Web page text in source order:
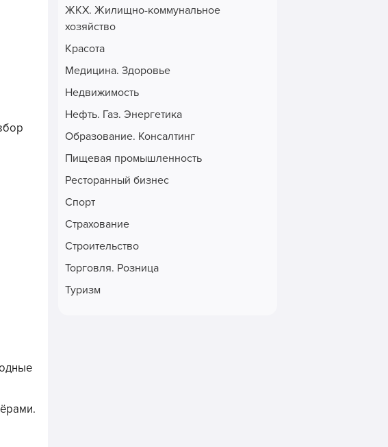
ЖКХ. Жилищно-коммунальное
хозяйство
Красота
Медицина. Здоровье
Недвижимость
Нефть. Газ. Энергетика
Образование. Консалтинг
Пищевая промышленность
Ресторанный бизнес
Спорт
Страхование
Строительство
Торговля. Розница
Туризм